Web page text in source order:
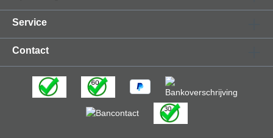
Service
Contact